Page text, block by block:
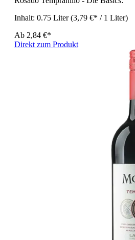
Inhalt: 0.75 Liter(3,79 €* / 1 Liter)
Ab 2,84 €*
Direkt zum Produkt